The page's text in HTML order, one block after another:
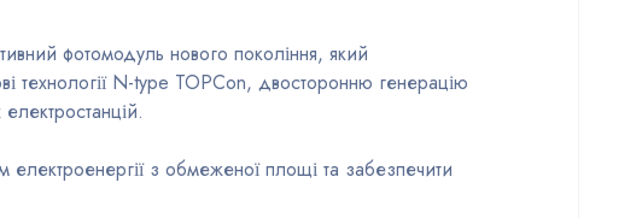
фотомодуль нового покоління, який
технології N-type TOPCon, двосторонню генерацію
з обмеженої площі та забезпечити